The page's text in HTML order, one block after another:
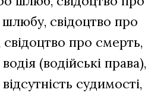
шлюбу, свідоцтво про
про смерть,
(водійські права),
судимості,